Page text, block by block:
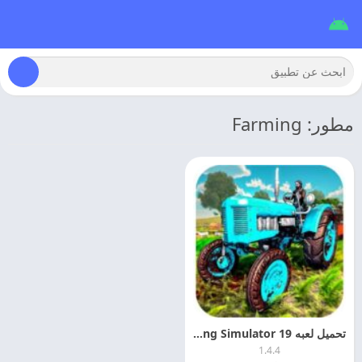
مطور: Farming
تحميل لعبه Farming Simulator 19 مهكره للاندرويد
1.4.4